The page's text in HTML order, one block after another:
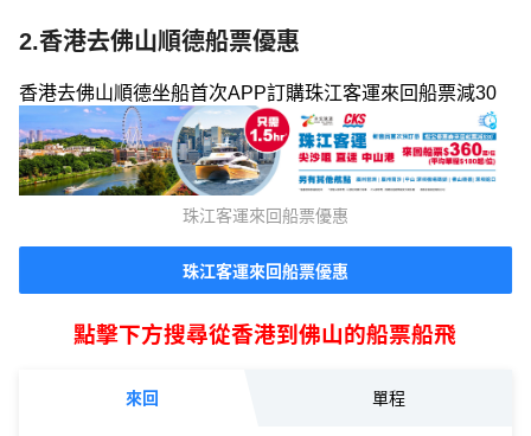
2.香港去佛山順德船票優惠
香港去佛山順德坐船首次APP訂購珠江客運來回船票減30
珠江客運來回船票優惠
珠江客運來回船票優惠
點擊下方搜尋從香港到佛山的船票船飛
來回 單程